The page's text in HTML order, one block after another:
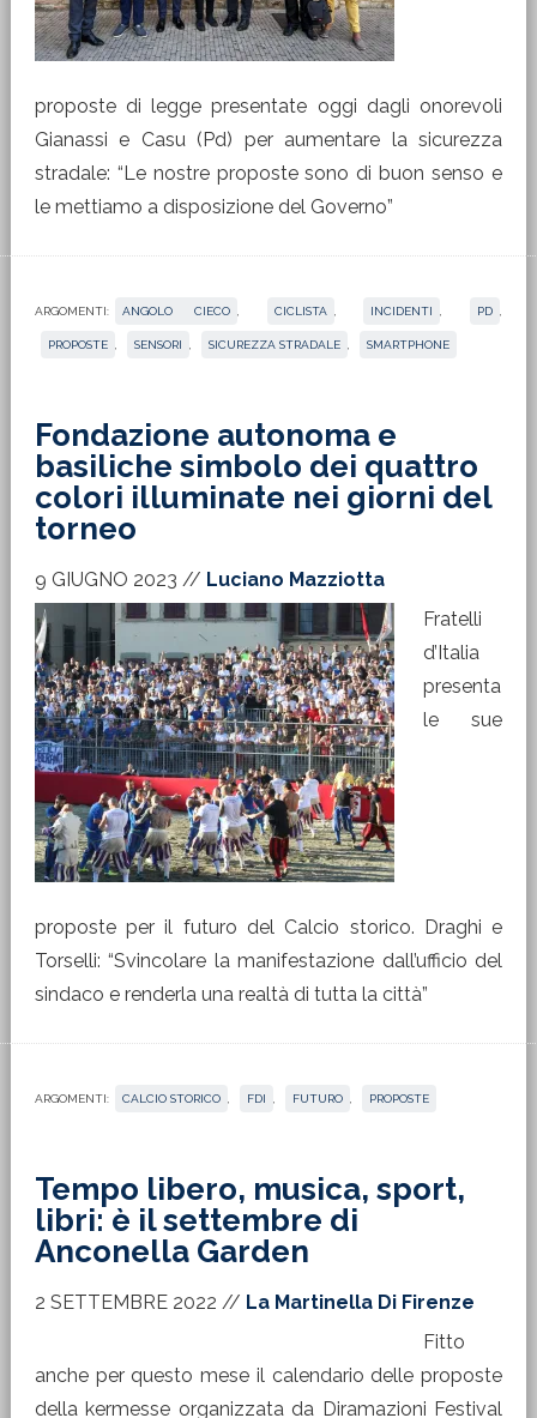
proposte di legge presentate oggi dagli onorevoli
Gianassi e Casu (Pd) per aumentare la sicurezza
stradale: “Le nostre proposte sono di buon senso e
le mettiamo a disposizione del Governo”
ARGOMENTI: ANGOLO CIECO CICLISTA INCIDENTI PD
PROPOSTE SENSORI SICUREZZA STRADALE SMARTPHONE
Fondazione autonoma e
basiliche simbolo dei quattro
colori illuminate nei giorni del
torneo
9 GIUGNO 2023 // Luciano Mazziotta
Fratelli
d’Italia
presenta
le sue
proposte per il futuro del Calcio storico. Draghi e
Torselli: “Svincolare la manifestazione dall’ufficio del
sindaco e renderla una realtà di tutta la città”
ARGOMENTI: CALCIO STORICO FDI FUTURO PROPOSTE
Tempo libero, musica, sport,
libri: è il settembre di
Anconella Garden
2 SETTEMBRE 2022 // La Martinella Di Firenze
Fitto
anche per questo mese il calendario delle proposte
della kermesse organizzata da Diramazioni Festival